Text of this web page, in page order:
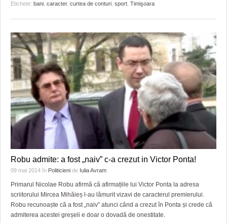
CU OIŞTEA-N KIERKEGAARD
PE SURSE
FILME DOCUMENTARE
JOCURI ONLINE
INFO SI UTILE
INVATAMANT
JUSTITIE
FILME DOCUMENTARE
CLIPURI VIDEO
JOCURI ONLINE
FARMACII DIN TIMIŞOARA
HARTA TIMIŞOAREI
LICEE, ŞCOLI ŞI GRĂDINIŢE DIN TIMIŞ
Etichete: bani caracter, curtea de conturi sport Timişoara
Robu admite: a fost „naiv” c-a crezut in Victor Ponta!
09 mai 2014 în Politicieni de Iulia Avram
Primarul Nicolae Robu afirmă că afirmațiile lui Victor Ponta la adresa
scriitorului Mircea Mihăieș l-au lămurit vizavi de caracterul premierului.
Robu recunoaște că a fost „naiv” atunci când a crezut în Ponta și crede că
admiterea acestei greșeli e doar o dovadă de onestitate.